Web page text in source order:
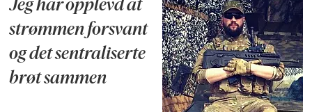
Jeg har opplevd at
strømmen forsvant
og det sentraliserte
brøt sammen